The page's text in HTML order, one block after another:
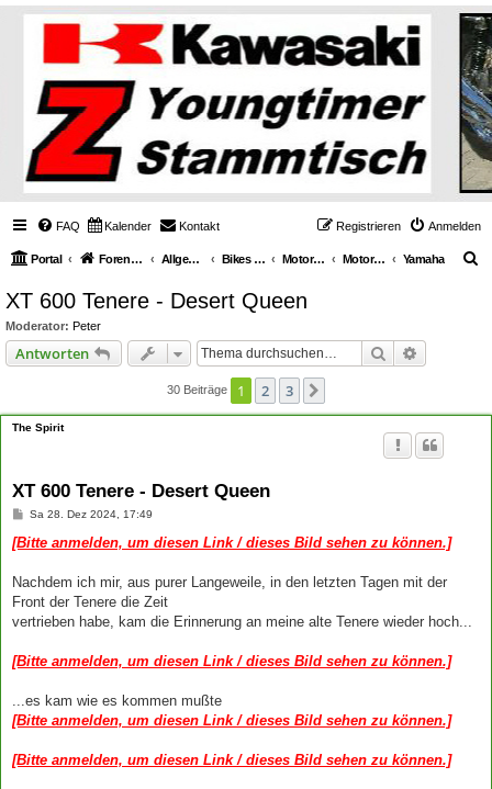
FAQ Kalender Kontakt Anmelden
Registrieren
Portal Foren-Übersicht Allgemeines über Youngtimerbikes Bikes & Generelle Themen Motorräder Motorräder diverse Marken Yamaha
XT 600 Tenere - Desert Queen
Moderator: Peter
Antworten Suche
30 Beiträge 1 2 3
The Spirit
XT 600 Tenere - Desert Queen
B
i
t
a
Sa 28. Dez 2024, 17:49
[Bitte anmelden, um diesen Link / dieses Bild sehen zu können.]
Nachdem ich mir, aus purer Langeweile, in den letzten Tagen mit der
Front der Tenere die Zeit
vertrieben habe, kam die Erinnerung an meine alte Tenere wieder hoch...
[Bitte anmelden, um diesen Link / dieses Bild sehen zu können.]
...es kam wie es kommen mußte
[Bitte anmelden, um diesen Link / dieses Bild sehen zu können.]
[Bitte anmelden, um diesen Link / dieses Bild sehen zu können.]